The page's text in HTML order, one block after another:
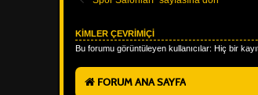
KIMLER ÇEVRIMIÇI
Bu forumu görüntüleyen kullanıcılar: Hiç bir
FORUM ANA SAYFA